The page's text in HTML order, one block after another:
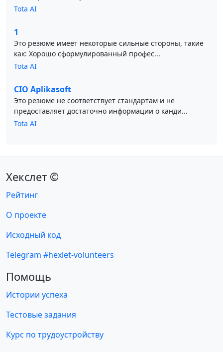
Tota AI
1
Это резюме имеет некоторые сильные стороны, такие
как: Хорошо сформулированный профес...
Tota AI
CIO Aplikasoft
Это резюме не соответствует стандартам и не
предоставляет достаточно информации о канди...
Tota AI
Хекслет ©
Рейтинг
О проекте
Исходный код
Telegram #hexlet-volunteers
Помощь
Истории успеха
Тестовые задания
Курс по трудоустройству